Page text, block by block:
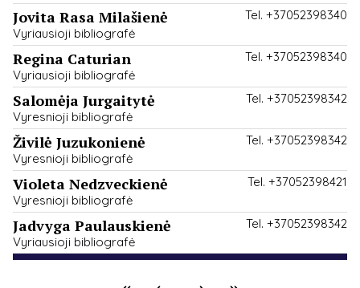
Tel. +37052398340
Jovita Rasa Milašienė
Vyriausioji bibliografė
Tel. +37052398340
Regina Caturian
Vyriausioji bibliografė
Tel. +37052398342
Salomėja Jurgaitytė
Vyresnioji bibliografė
Tel. +37052398342
Živilė Juzukonienė
Vyresnioji bibliografė
Tel. +37052398421
Violeta Nedzveckienė
Vyresnioji bibliografė
Tel. +37052398342
Jadvyga Paulauskienė
Vyriausioji bibliografė